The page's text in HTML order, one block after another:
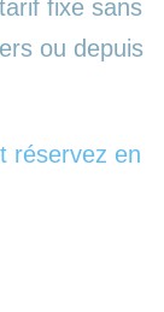
fixe sans
ou depuis
réservez en